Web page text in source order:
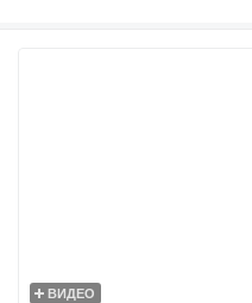
ВИДЕО